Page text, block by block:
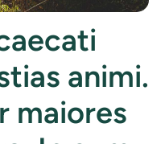
animi.
maiores